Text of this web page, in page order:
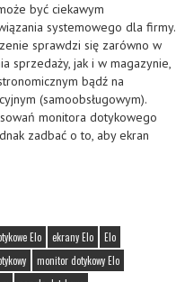
być ciekawym
systemowego dla firmy.
sprawdzi się zarówno w
sprzedaży, jak i w magazynie,
bądź na
(samoobsługowym).
monitora dotykowego
zadbać o to, aby ekran
Elo ekrany Elo
Elo
monitor dotykowy Elo